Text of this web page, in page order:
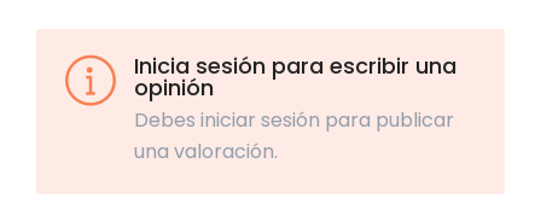
Inicia sesión para escribir una
opinión
Debes iniciar sesión para publicar
una valoración.